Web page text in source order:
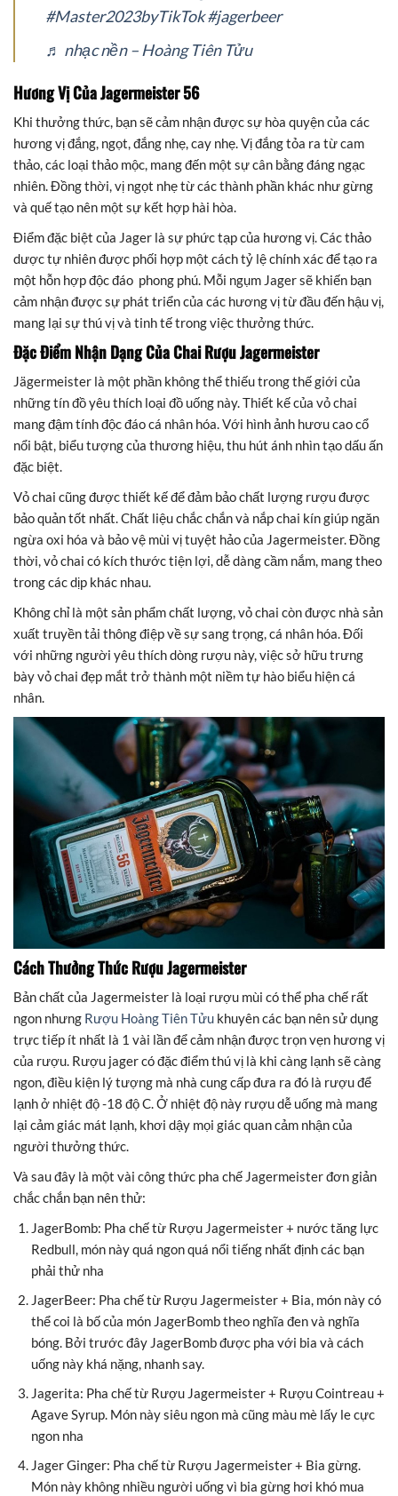
#Master2023byTikTok#jagerbeer
♬ nhạc nền – Hoàng Tiên Tửu
Hương Vị Của Jagermeister 56
Khi thưởng thức, bạn sẽ cảm nhận được sự hòa quyện của các
hương vị đắng, ngọt, đắng nhẹ, cay nhẹ. Vị đắng tỏa ra từ cam
thảo, các loại thảo mộc, mang đến một sự cân bằng đáng ngạc
nhiên. Đồng thời, vị ngọt nhẹ từ các thành phần khác như gừng
và quế tạo nên một sự kết hợp hài hòa.
Điểm đặc biệt của Jager là sự phức tạp của hương vị. Các thảo
dược tự nhiên được phối hợp một cách tỷ lệ chính xác để tạo ra
một hỗn hợp độc đáo phong phú. Mỗi ngụm Jager sẽ khiến bạn
cảm nhận được sự phát triển của các hương vị từ đầu đến hậu vị,
mang lại sự thú vị và tinh tế trong việc thưởng thức.
Đặc Điểm Nhận Dạng Của Chai Rượu Jagermeister
Jägermeister là một phần không thể thiếu trong thế giới của
những tín đồ yêu thích loại đồ uống này. Thiết kế của vỏ chai
mang đậm tính độc đáo cá nhân hóa. Với hình ảnh hươu cao cổ
nổi bật, biểu tượng của thương hiệu, thu hút ánh nhìn tạo dấu ấn
đặc biệt.
Vỏ chai cũng được thiết kế để đảm bảo chất lượng rượu được
bảo quản tốt nhất. Chất liệu chắc chắn và nắp chai kín giúp ngăn
ngừa oxi hóa và bảo vệ mùi vị tuyệt hảo của Jagermeister. Đồng
thời, vỏ chai có kích thước tiện lợi, dễ dàng cầm nắm, mang theo
trong các dịp khác nhau.
Không chỉ là một sản phẩm chất lượng, vỏ chai còn được nhà sản
xuất truyền tải thông điệp về sự sang trọng, cá nhân hóa. Đối
với những người yêu thích dòng rượu này, việc sở hữu trưng
bày vỏ chai đẹp mắt trở thành một niềm tự hào biểu hiện cá
nhân.
Cách Thưởng Thức Rượu Jagermeister
Bản chất của Jagermeister là loại rượu mùi có thể pha chế rất
ngon nhưng Rượu Hoàng Tiên Tửu khuyên các bạn nên sử dụng
trực tiếp ít nhất là 1 vài lần để cảm nhận được trọn vẹn hương vị
của rượu. Rượu jager có đặc điểm thú vị là khi càng lạnh sẽ càng
ngon, điều kiện lý tượng mà nhà cung cấp đưa ra đó là rượu để
lạnh ở nhiệt độ -18 độ C. Ở nhiệt độ này rượu dễ uống mà mang
lại cảm giác mát lạnh, khơi dậy mọi giác quan cảm nhận của
người thưởng thức.
Và sau đây là một vài công thức pha chế Jagermeister đơn giản
chắc chắn bạn nên thử:
JagerBomb: Pha chế từ Rượu Jagermeister + nước tăng lực
Redbull, món này quá ngon quá nổi tiếng nhất định các bạn
phải thử nha
JagerBeer: Pha chế từ Rượu Jagermeister + Bia, món này có
thể coi là bố của món JagerBomb theo nghĩa đen và nghĩa
bóng. Bởi trước đây JagerBomb được pha với bia và cách
uống này khá nặng, nhanh say.
Jagerita: Pha chế từ Rượu Jagermeister + Rượu Cointreau +
Agave Syrup. Món này siêu ngon mà cũng màu mè lấy le cực
ngon nha
Jager Ginger: Pha chế từ Rượu Jagermeister + Bia gừng.
Món này không nhiều người uống vì bia gừng hơi khó mua